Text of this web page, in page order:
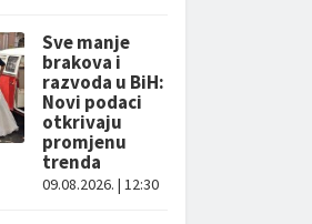
Sve manje
brakova i
razvoda u BiH:
Novi podaci
otkrivaju
promjenu
trenda
09.08.2026. | 12:30